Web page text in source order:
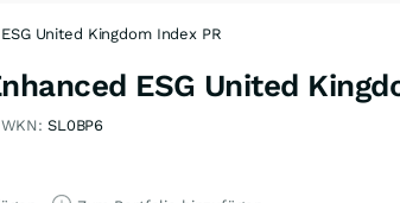
United Kingdom Index PR
ESG United
WKN: SL0BP6